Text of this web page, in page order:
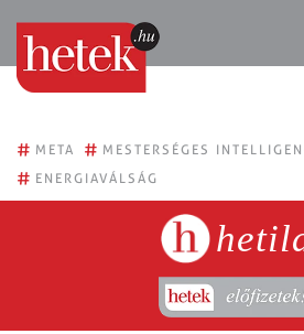
# META # MESTERSÉGES
# ENERGIAVÁLSÁG